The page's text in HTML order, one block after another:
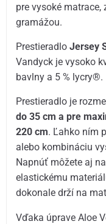
pre vysoké
gramážou.
Prestieradlo Jersey
Vandyck je vysoko
bavlny a 5 % lycry®.
Prestieradlo je
do 35 cm a pre
220 cm. Ľahko ním
alebo kombináciu
Napnúť môžete aj
elastickému
dokonale drží na
Vďaka úprave Aloe